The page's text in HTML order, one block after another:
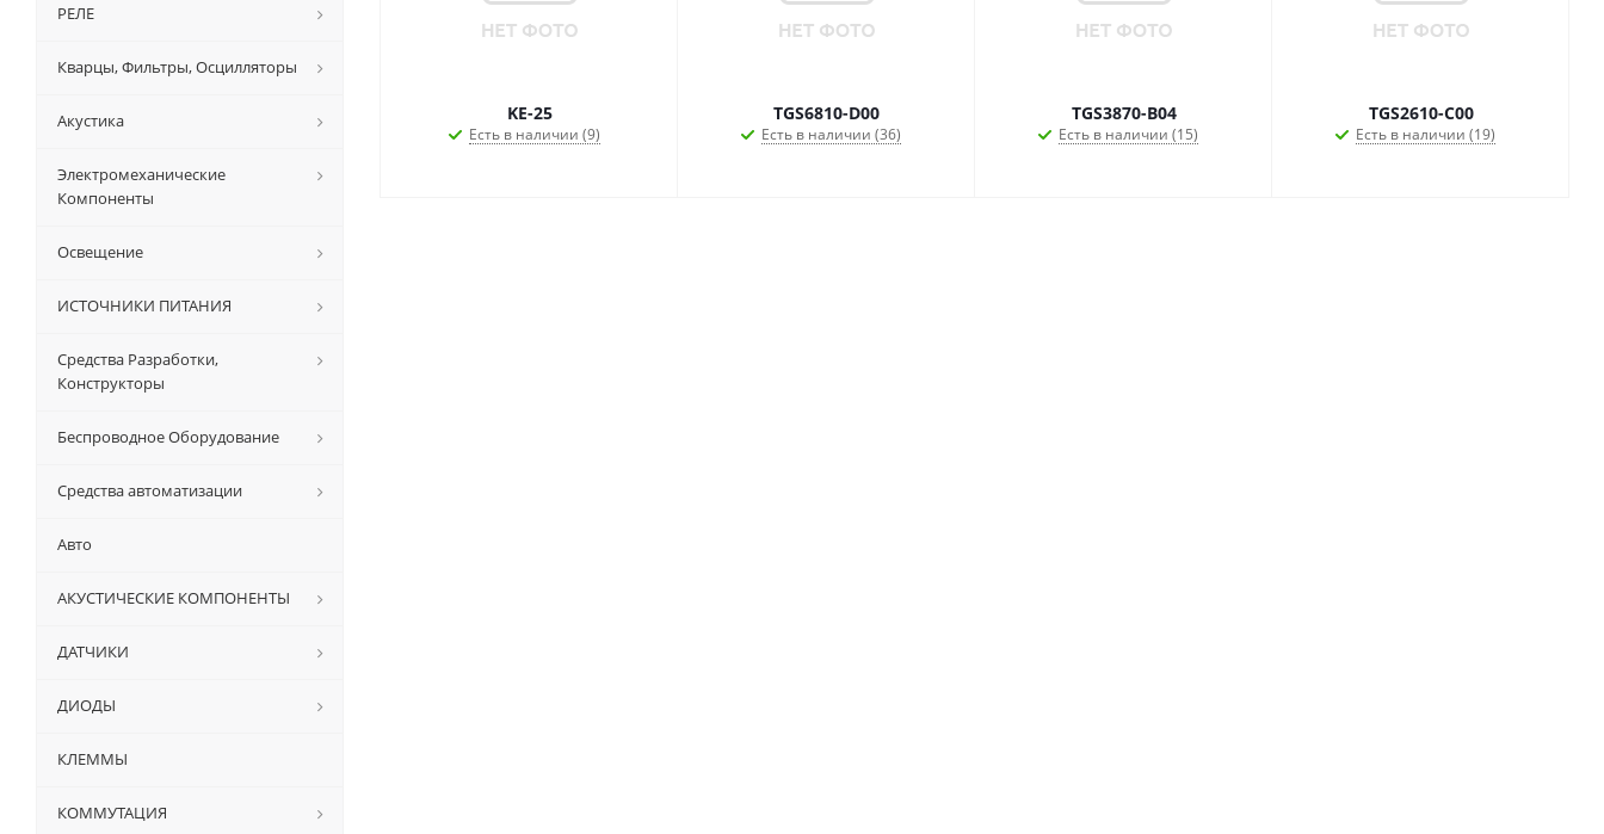
KE-25
Есть в наличии (9)
TGS6810-D00
Есть в наличии (36)
TGS3870-B04
Есть в наличии (15)
TGS2610-C00
Есть в наличии (19)
РЕЛЕ
Кварцы, Фильтры, Осцилляторы
Акустика
Электромеханические
Компоненты
Освещение
ИСТОЧНИКИ ПИТАНИЯ
Средства Разработки,
Конструкторы
Беспроводное Оборудование
Средства автоматизации
Авто
АКУСТИЧЕСКИЕ КОМПОНЕНТЫ
ДАТЧИКИ
ДИОДЫ
КЛЕММЫ
КОММУТАЦИЯ